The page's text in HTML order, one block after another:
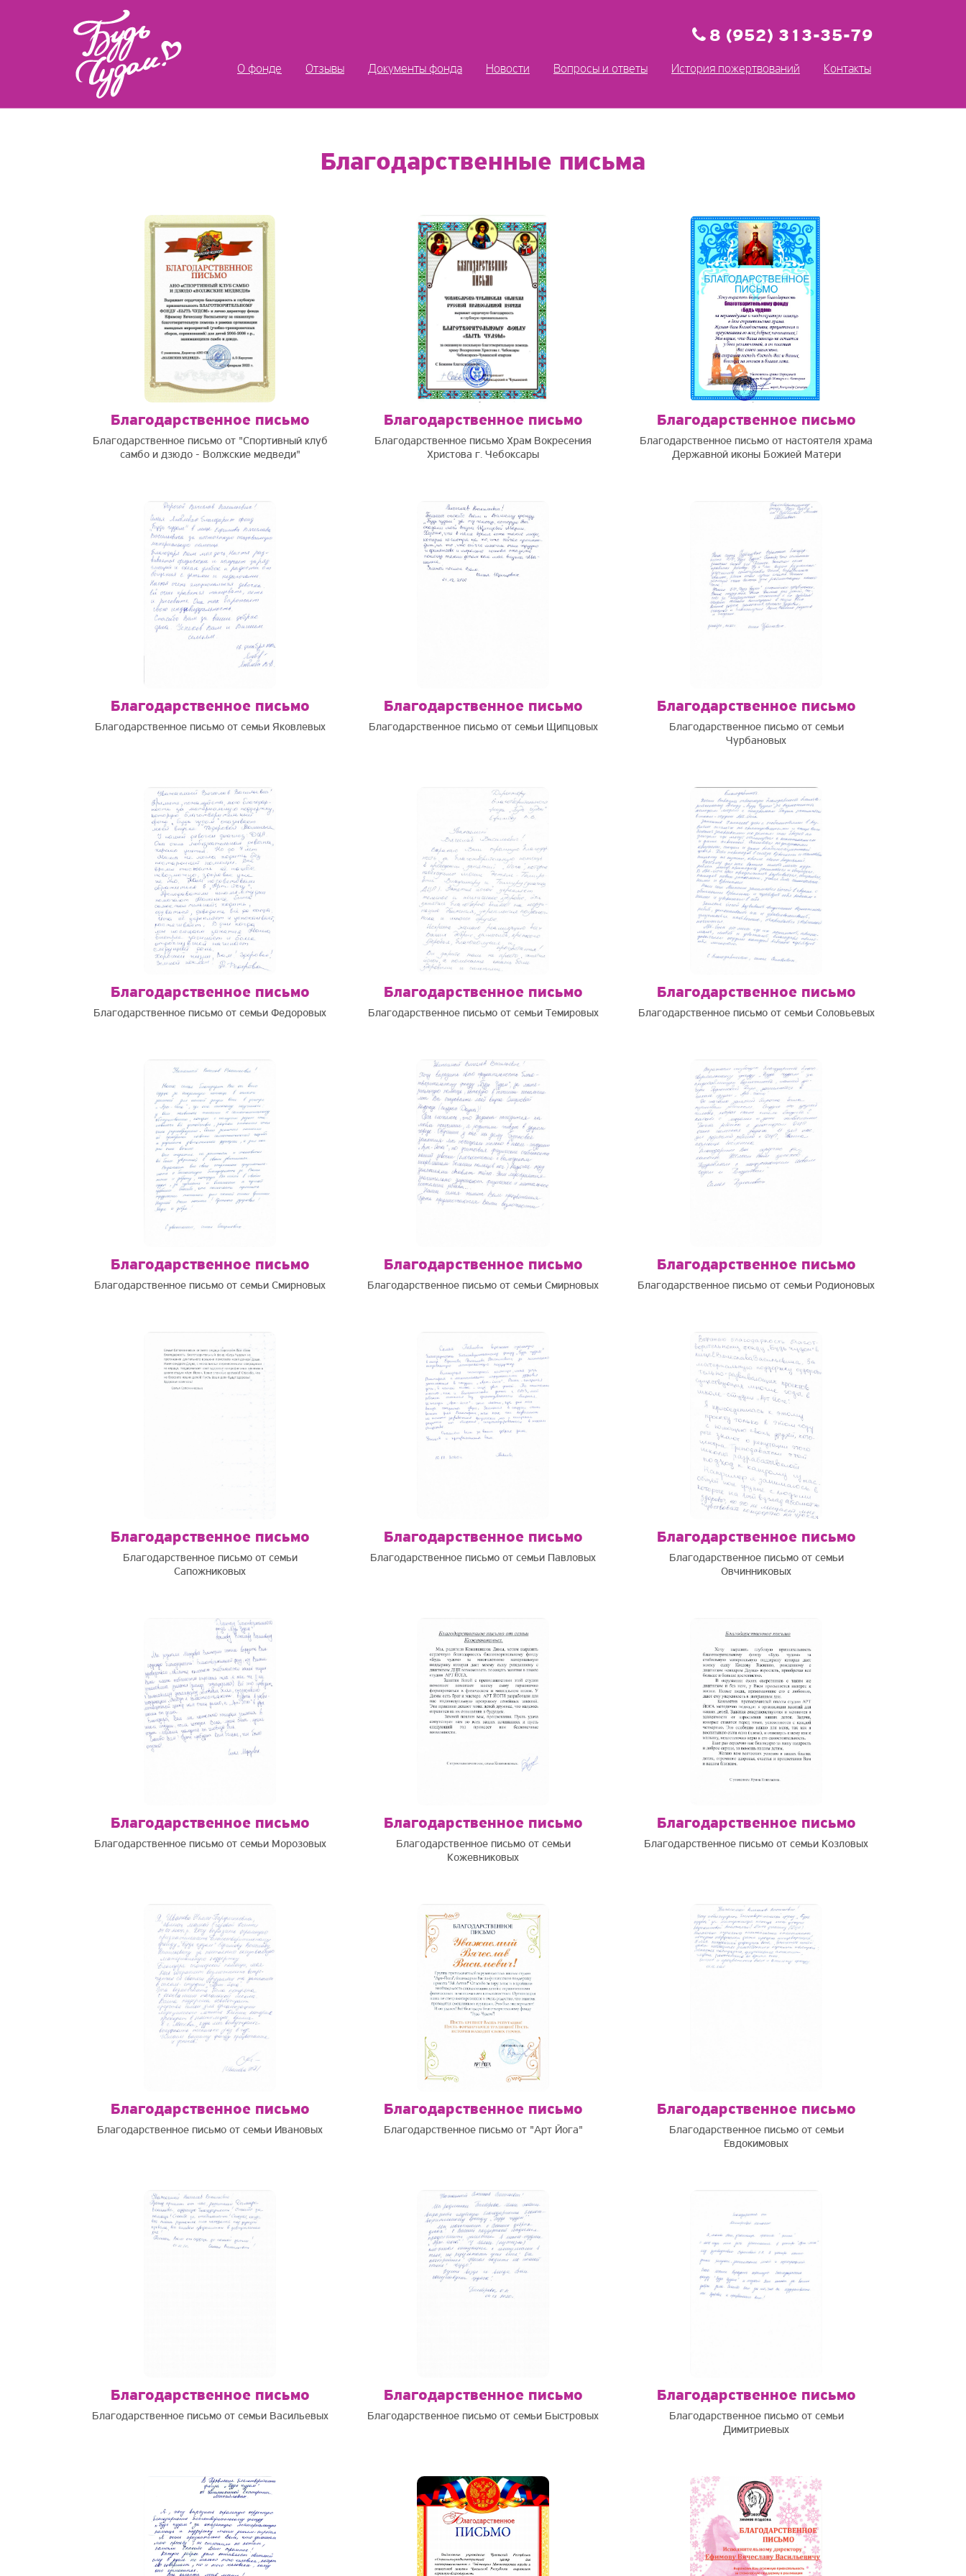
8 (952) 313-35-79
О фонде Отзывы Документы фонда Новости Вопросы и ответы История пожертвований Контакты
Благодарственные письма
Благодарственное письмо
Благодарственное письмо от "Спортивный клуб
самбо и дзюдо - Волжские медведи"
Благодарственное письмо
Благодарственное письмо Храм Вокресения
Христова г. Чебоксары
Благодарственное письмо
Благодарственное письмо от настоятеля храма
Державной иконы Божией Матери
Благодарственное письмо
Благодарственное письмо от семьи Яковлевых
Благодарственное письмо
Благодарственное письмо от семьи Щипцовых
Благодарственное письмо
Благодарственное письмо от семьи
Чурбановых
Благодарственное письмо
Благодарственное письмо от семьи Федоровых
Благодарственное письмо
Благодарственное письмо от семьи Темировых
Благодарственное письмо
Благодарственное письмо от семьи Соловьевых
Благодарственное письмо
Благодарственное письмо от семьи Смирновых
Благодарственное письмо
Благодарственное письмо от семьи Смирновых
Благодарственное письмо
Благодарственное письмо от семьи Родионовых
Благодарственное письмо
Благодарственное письмо от семьи
Сапожниковых
Благодарственное письмо
Благодарственное письмо от семьи Павловых
Благодарственное письмо
Благодарственное письмо от семьи
Овчинниковых
Благодарственное письмо
Благодарственное письмо от семьи Морозовых
Благодарственное письмо
Благодарственное письмо от семьи
Кожевниковых
Благодарственное письмо
Благодарственное письмо от семьи Козловых
Благодарственное письмо
Благодарственное письмо от семьи Ивановых
Благодарственное письмо
Благодарственное письмо от "Арт Йога"
Благодарственное письмо
Благодарственное письмо от семьи
Евдокимовых
Благодарственное письмо
Благодарственное письмо от семьи Васильевых
Благодарственное письмо
Благодарственное письмо от семьи Быстровых
Благодарственное письмо
Благодарственное письмо от семьи
Димитриевых